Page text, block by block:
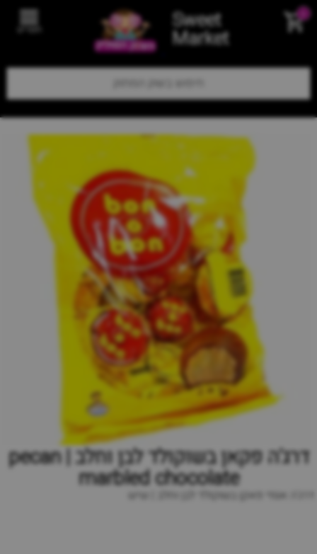
Sweet
Market תפריט
דרג‘ה פקאן בשוקולד לבן וחלב | pecan
marbled chocolate
דרג'ה אגוזי פאקן בשוקולד לבן וחלב | שיש